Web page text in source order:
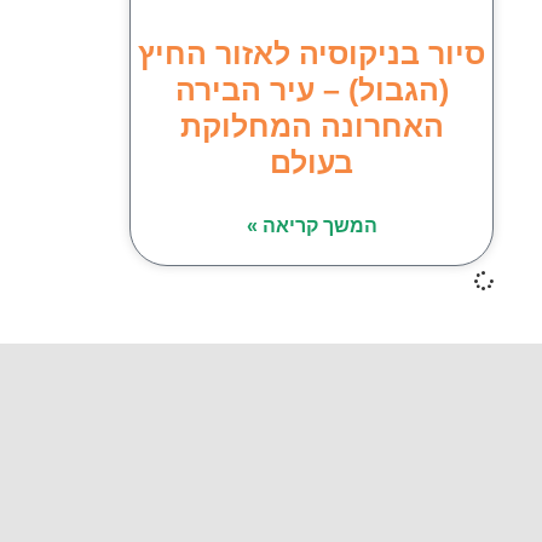
סיור בניקוסיה לאזור החיץ
(הגבול) – עיר הבירה
האחרונה המחלוקת
בעולם
המשך קריאה »